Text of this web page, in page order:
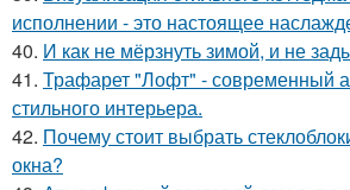
исполнении - это настоящее
40. И как не мёрзнуть зимой, и не
41. Трафарет "Лофт" - современный
стильного интерьера.
42. Почему стоит выбрать
окна?